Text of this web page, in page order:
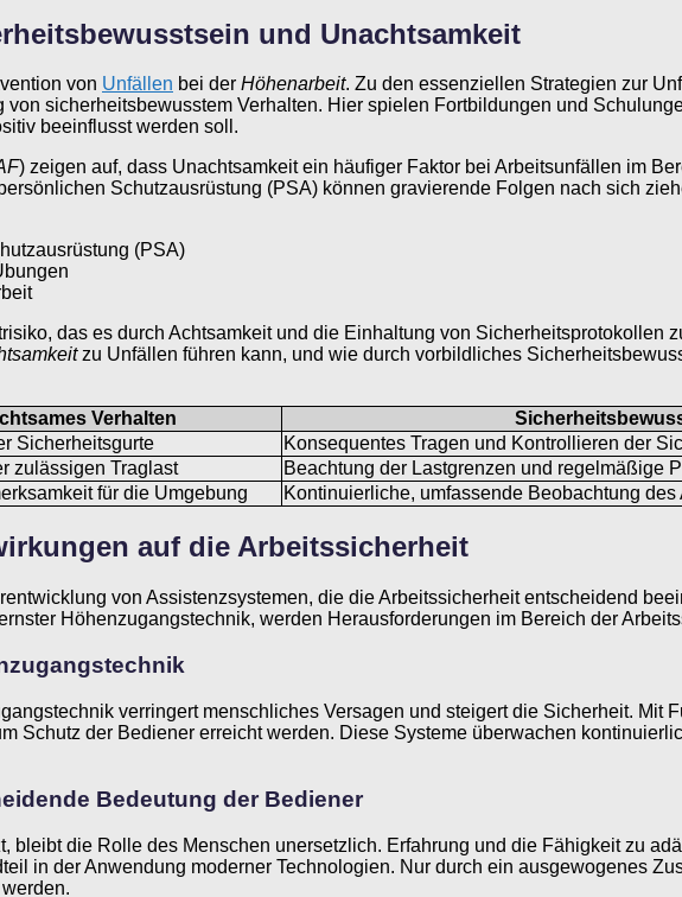
und Unachtsamkeit
von Unfällen bei der Höhenarbeit. Zu den essenziellen Strategien zur
sicherheitsbewusstem Verhalten. Hier spielen Fortbildungen und
beeinflusst werden soll.
) zeigen auf, dass Unachtsamkeit ein häufiger Faktor bei Arbeitsunfällen im
Schutzausrüstung (PSA) können gravierende Folgen nach sich
(PSA)
das es durch Achtsamkeit und die Einhaltung von Sicherheitsprotokollen
zu Unfällen führen kann, und wie durch vorbildliches
Verhalten
Sicherheitsgurte
Konsequentes Tragen und Kontrollieren der
zulässigen Traglast
Beachtung der Lastgrenzen und regelmäßige
für die Umgebung Kontinuierliche, umfassende Beobachtung des
auf die Arbeitssicherheit
von Assistenzsystemen, die die Arbeitssicherheit entscheidend
Höhenzugangstechnik, werden Herausforderungen im Bereich der
verringert menschliches Versagen und steigert die Sicherheit. Mit
Schutz der Bediener erreicht werden. Diese Systeme überwachen
Bedeutung der Bediener
bleibt die Rolle des Menschen unersetzlich. Erfahrung und die Fähigkeit zu
in der Anwendung moderner Technologien. Nur durch ein ausgewogenes